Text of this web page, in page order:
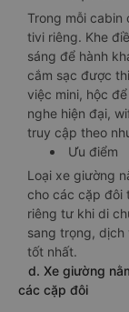
Trong mỗi cabin
tivi riêng. Khe
sáng để hành
cắm sạc được
việc mini, hộc
nghe hiện đại,
truy cập theo
Ưu điểm
Loại xe giường
cho các cặp đôi
riêng tư khi di
sang trọng, dịch
tốt nhất.
d. Xe giường
các cặp đôi